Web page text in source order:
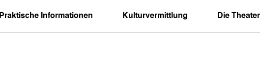
Praktische Informationen Kulturvermittlung Die Theater